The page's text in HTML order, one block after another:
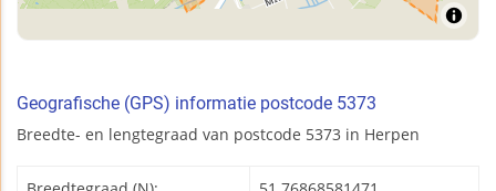
Geografische (GPS) informatie postcode 5373
Breedte- en lengtegraad van postcode 5373 in Herpen